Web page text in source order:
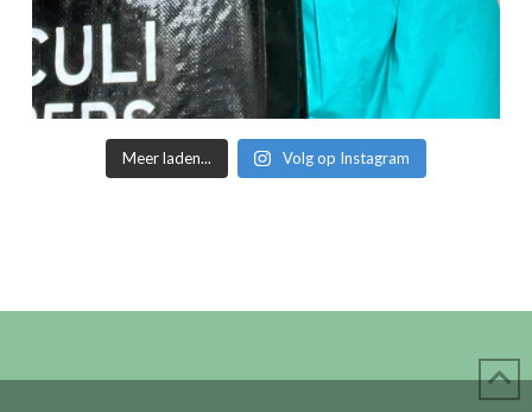
Meer laden... Volg op Instagram